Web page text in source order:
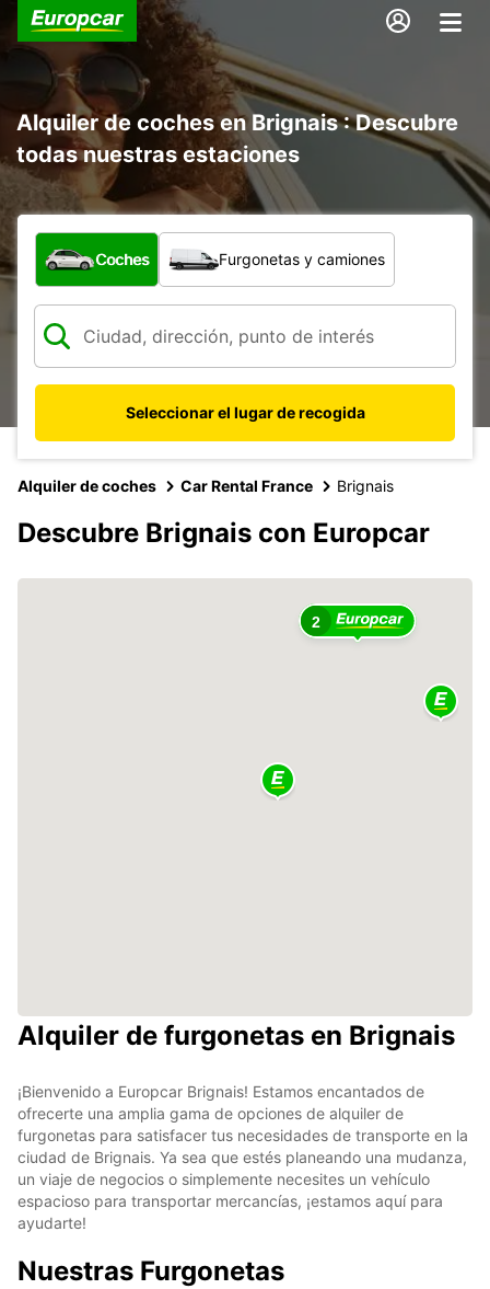
Alquiler de coches en Brignais : Descubre
todas nuestras estaciones
¿Qué tipo de vehículo?
Coches Furgonetas y camiones
Seleccionar el lugar de recogida
Alquiler de coches Car Rental France Brignais
Descubre Brignais con Europcar
2
Alquiler de furgonetas en Brignais
¡Bienvenido a Europcar Brignais! Estamos encantados de
ofrecerte una amplia gama de opciones de alquiler de
furgonetas para satisfacer tus necesidades de transporte en la
ciudad de Brignais. Ya sea que estés planeando una mudanza,
un viaje de negocios o simplemente necesites un vehículo
espacioso para transportar mercancías, ¡estamos aquí para
ayudarte!
Nuestras Furgonetas